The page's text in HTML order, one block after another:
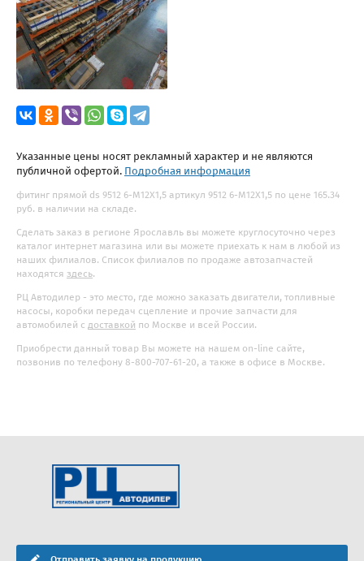
Указанные цены носят рекламный характер и не являются
публичной офертой. Подробная информация
фитинг прямой ds 9512 6-M12X1,5 артикул 9512 6-M12X1,5 по цене 165.34
руб. в наличии на складе.
Сделать заказ в регионе Ярославль вы можете круглосуточно через
каталог интернет магазина или вы можете приехать к нам в любой из
наших филиалов. Список филиалов по продаже автозапчастей
находятся здесь.
РЦ Автодилер - это место, где можно заказать двигатели, топливные
насосы, коробки передач сцепление и прочие запчасти для
автомобилей с доставкой по Москве и всей России.
Приобрести данный товар Вы можете на нашем on-line сайте,
позвонив по телефону 8-800-707-61-20, а также в офисе в Москве.